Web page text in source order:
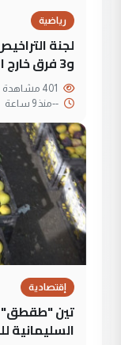
رياضية
و3 فرق خارج الضوابط
--منذ 9 ساعة
إقتصادية
تين "طقطق"
السليمانية